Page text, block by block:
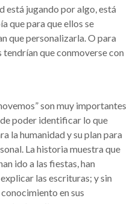
está jugando por algo, está
que para que ellos se
que personalizarla. O para
que conmoverse con
son muy importantes
poder identificar lo que
la humanidad y su plan para
La historia muestra que
ido a las fiestas, han
las escrituras; y sin
en sus